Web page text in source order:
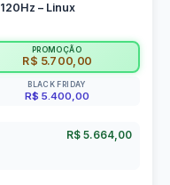
– Linux
PROMOÇÃO
R$ 5.700,00
BLACK FRIDAY
R$ 5.400,00
R$ 5.664,00